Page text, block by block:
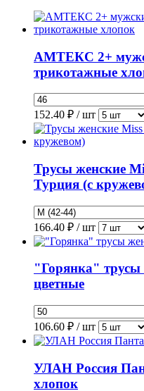
АМТЕКС 2+
трикотажные
152.40 ₽ / шт
Трусы женские
Турция (с
166.40 ₽ / шт
"Горянка" трусы
цветные
106.60 ₽ / шт
УЛАН Россия
хлопок